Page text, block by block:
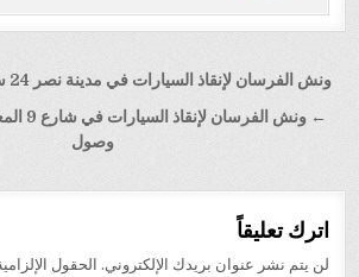
تصفّح
المقالات
ونش الفرسان لإنقاذ السيارات في مدينة نصر 24 ساعة بأسرع وصول →
وصول
اترك تعليقاً
لن يتم نشر عنوان بريدك الإلكتروني. الحقول